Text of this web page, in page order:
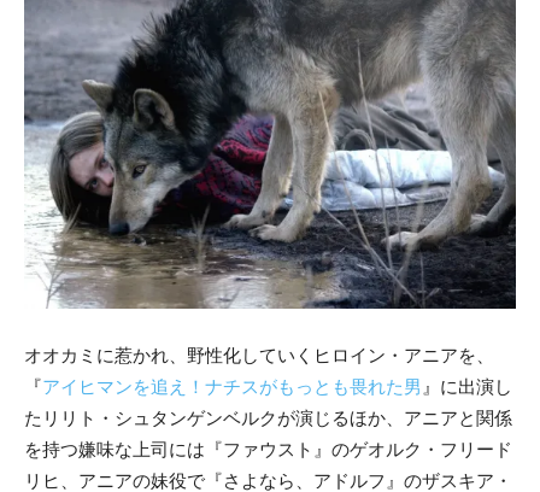
オオカミに惹かれ、野性化していくヒロイン・アニアを、
『アイヒマンを追え！ナチスがもっとも畏れた男 』に出演し
たリリト・シュタンゲンベルクが演じるほか、アニアと関係
を持つ嫌味な上司には『ファウスト』のゲオルク・フリード
リヒ、アニアの妹役で『さよなら、アドルフ』のザスキア・